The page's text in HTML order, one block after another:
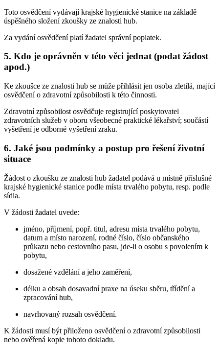
Toto osvědčení vydávají krajské hygienické stanice na základě
úspěšného složení zkoušky ze znalosti hub.
Za vydání osvědčení platí žadatel správní poplatek.
5. Kdo je oprávněn v této věci jednat (podat žádost
apod.)
Ke zkoušce ze znalosti hub se může přihlásit jen osoba zletilá, mající
osvědčení o zdravotní způsobilosti k této činnosti.
Zdravotní způsobilost osvědčuje registrující poskytovatel
zdravotních služeb v oboru všeobecné praktické lékařství; součástí
vyšetření je odborné vyšetření zraku.
6. Jaké jsou podmínky a postup pro řešení životní
situace
Žádost o zkoušku ze znalosti hub žadatel podává u místně příslušné
krajské hygienické stanice podle místa trvalého pobytu, resp. podle
sídla.
V žádosti žadatel uvede:
jméno, příjmení, popř. titul, adresu místa trvalého pobytu,
datum a místo narození, rodné číslo, číslo občanského
průkazu nebo cestovního pasu, jde-li o osobu s povolením k
pobytu,
dosažené vzdělání a jeho zaměření,
délku a obsah dosavadní praxe na úseku sběru, třídění a
zpracování hub,
navrhovaný rozsah osvědčení.
K žádosti musí být přiloženo osvědčení o zdravotní způsobilosti
nebo ověřená kopie tohoto dokladu.